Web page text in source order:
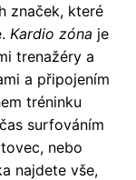
značek, které
Kardio zóna je
trenažéry a
a připojením
tréninku
surfováním
nebo
najdete vše,